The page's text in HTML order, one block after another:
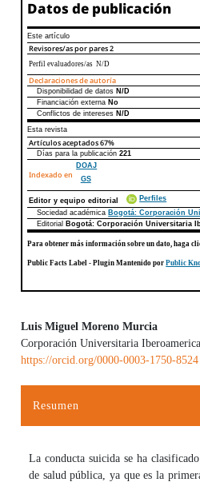
Datos de publicación
Este artículo
Revisores/as por pares2
Perfil evaluadores/as N/D
Declaraciones de autoría
Declaraciones de autoríaEste artículo
Disponibilidad de datos N/D
Financiación externa No
Conflictos de intereses N/D
Esta revista
Artículos aceptados67%
Días para la publicación221
Indexado en
DOAJ
GS
Editor y equipo editorial
Perfiles
Sociedad académica Bogotá: Corporación
Editorial
Bogotá: Corporación Universitaria
Para obtener más información sobre un dato, haga
Public Facts Label - Plugin Mantenido porPublic
Contenido principal del
Luis Miguel Moreno Murcia
Corporación Universitaria
https://orcid.org/0000-0003-1750-8524
Resumen
La conducta suicida se ha
de salud pública, ya que es la